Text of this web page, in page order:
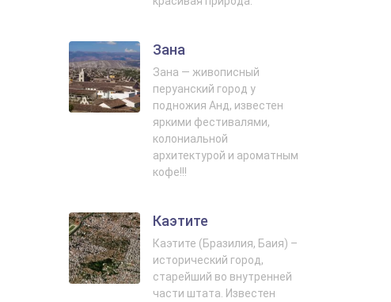
Зана
Зана — живописный
перуанский город у
подножия Анд, известен
яркими фестивалями,
колониальной
архитектурой и ароматным
кофе!!!
Каэтите
Каэтите (Бразилия, Баия) –
исторический город,
старейший во внутренней
части штата. Известен